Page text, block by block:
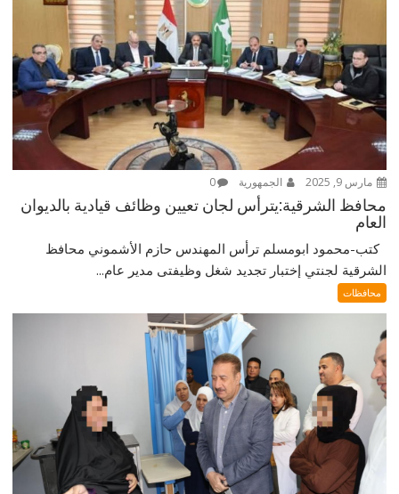
مارس 9, 2025 الجمهورية 0
محافظ الشرقية:يترأس لجان تعيين وظائف قيادية بالديوان
العام
كتب-محمود ابومسلم ترأس المهندس حازم الأشموني محافظ
الشرقية لجنتي إختبار تجديد شغل وظيفتى مدير عام...
محافظات